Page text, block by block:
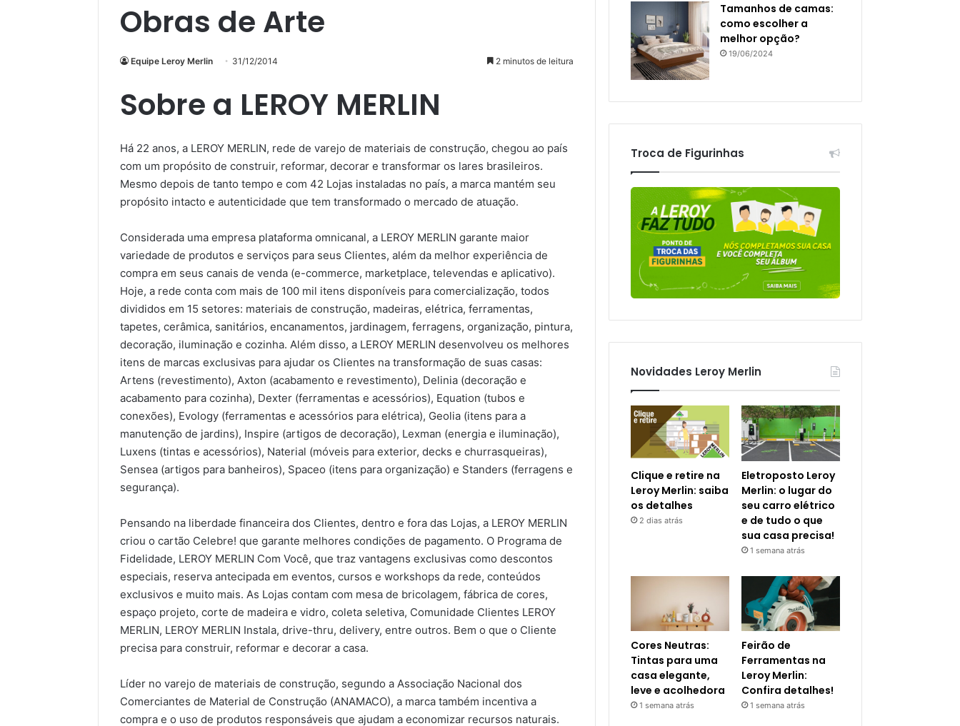
Obras de Arte
Equipe Leroy Merlin 31/12/2014 2 minutos de leitura
Sobre a LEROY MERLIN
Há 22 anos, a LEROY MERLIN, rede de varejo de materiais de construção, chegou ao país
com um propósito de construir, reformar, decorar e transformar os lares brasileiros.
Mesmo depois de tanto tempo e com 42 Lojas instaladas no país, a marca mantém seu
propósito intacto e autenticidade que tem transformado o mercado de atuação.
Considerada uma empresa plataforma omnicanal, a LEROY MERLIN garante maior
variedade de produtos e serviços para seus Clientes, além da melhor experiência de
compra em seus canais de venda (e-commerce, marketplace, televendas e aplicativo).
Hoje, a rede conta com mais de 100 mil itens disponíveis para comercialização, todos
divididos em 15 setores: materiais de construção, madeiras, elétrica, ferramentas,
tapetes, cerâmica, sanitários, encanamentos, jardinagem, ferragens, organização, pintura,
decoração, iluminação e cozinha. Além disso, a LEROY MERLIN desenvolveu os melhores
itens de marcas exclusivas para ajudar os Clientes na transformação de suas casas:
Artens (revestimento), Axton (acabamento e revestimento), Delinia (decoração e
acabamento para cozinha), Dexter (ferramentas e acessórios), Equation (tubos e
conexões), Evology (ferramentas e acessórios para elétrica), Geolia (itens para a
manutenção de jardins), Inspire (artigos de decoração), Lexman (energia e iluminação),
Luxens (tintas e acessórios), Naterial (móveis para exterior, decks e churrasqueiras),
Sensea (artigos para banheiros), Spaceo (itens para organização) e Standers (ferragens e
segurança).
Pensando na liberdade financeira dos Clientes, dentro e fora das Lojas, a LEROY MERLIN
criou o cartão Celebre! que garante melhores condições de pagamento. O Programa de
Fidelidade, LEROY MERLIN Com Você, que traz vantagens exclusivas como descontos
especiais, reserva antecipada em eventos, cursos e workshops da rede, conteúdos
exclusivos e muito mais. As Lojas contam com mesa de bricolagem, fábrica de cores,
espaço projeto, corte de madeira e vidro, coleta seletiva, Comunidade Clientes LEROY
MERLIN, LEROY MERLIN Instala, drive-thru, delivery, entre outros. Bem o que o Cliente
precisa para construir, reformar e decorar a casa.
Líder no varejo de materiais de construção, segundo a Associação Nacional dos
Comerciantes de Material de Construção (ANAMACO), a marca também incentiva a
compra e o uso de produtos responsáveis que ajudam a economizar recursos naturais.
Tamanhos de camas:
como escolher a
melhor opção?
19/06/2024
Troca de Figurinhas
Novidades Leroy Merlin
Clique e retire na
Leroy Merlin: saiba
os detalhes
2 dias atrás
Eletroposto Leroy
Merlin: o lugar do
seu carro elétrico
e de tudo o que
sua casa precisa!
1 semana atrás
Cores Neutras:
Tintas para uma
casa elegante,
leve e acolhedora
1 semana atrás
Feirão de
Ferramentas na
Leroy Merlin:
Confira detalhes!
1 semana atrás